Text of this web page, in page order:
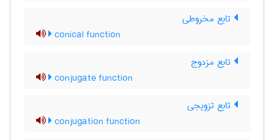
تابع مخروطی
conical function
تابع مزدوج
conjugate function
تابع تزویجی
conjugation function